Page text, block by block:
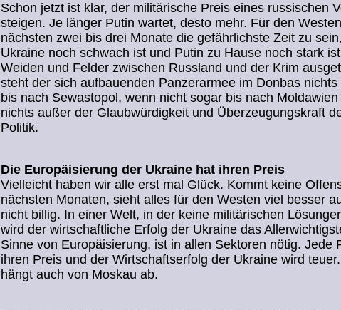
Schon jetzt ist klar, der militärische Preis eines russischen
steigen. Je länger Putin wartet, desto mehr. Für den
nächsten zwei bis drei Monate die gefährlichste Zeit zu
Ukraine noch schwach ist und Putin zu Hause noch stark
Weiden und Felder zwischen Russland und der Krim
steht der sich aufbauenden Panzerarmee im Donbas
bis nach Sewastopol, wenn nicht sogar bis nach
nichts außer der Glaubwürdigkeit und Überzeugungskraft
Politik.
Die Europäisierung der Ukraine hat ihren Preis
Vielleicht haben wir alle erst mal Glück. Kommt keine
nächsten Monaten, sieht alles für den Westen viel besser
nicht billig. In einer Welt, in der keine militärischen
wird der wirtschaftliche Erfolg der Ukraine das
Sinne von Europäisierung, ist in allen Sektoren nötig. Jede
ihren Preis und der Wirtschaftserfolg der Ukraine wird
hängt auch von Moskau ab.